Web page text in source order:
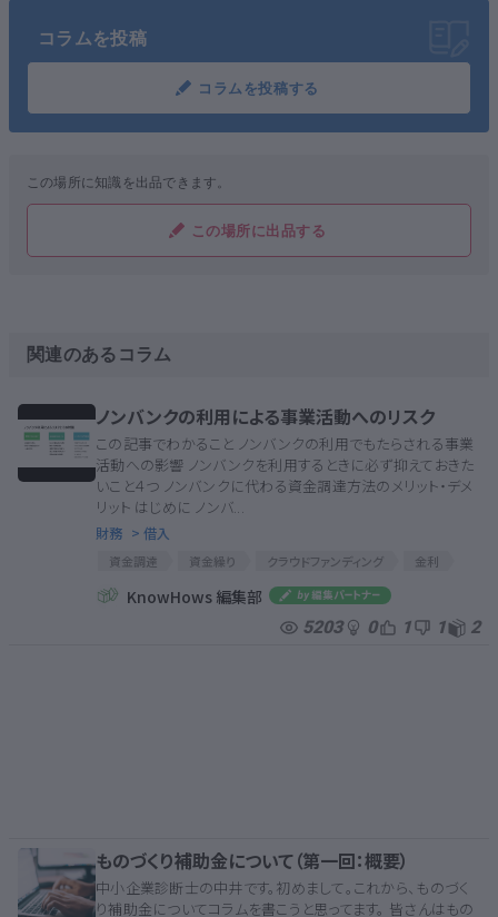
コラムを投稿
コラムを投稿する
この場所に知識を出品できます。
この場所に出品する
関連のあるコラム
ノンバンクの利用による事業活動へのリスク
この記事でわかること ノンバンクの利用でもたらされる事業
活動への影響 ノンバンクを利用するときに必ず抑えておきた
いこと４つ ノンバンクに代わる資金調達方法のメリット・デメ
リット はじめに ノンバ...
財務 > 借入
資金調達 資金繰り クラウドファンディング
金利
資金調達のリスク
ノンバンク 担保
ファクタリング
KnowHows 編集部
5203 0 1 1 2
ものづくり補助金について（第一回：概要）
中小企業診断士の中井です。初めまして。これから、ものづく
り補助金についてコラムを書こうと思ってます。 皆さんはもの